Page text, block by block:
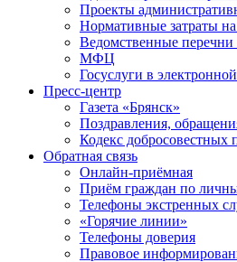
Проекты
Нормативные затраты
Ведомственные
МФЦ
Госуслуги в
Пресс-центр
Газета «Брянск»
Поздравления,
Кодекс добросовестных
Обратная связь
Онлайн-приёмная
Приём граждан по
Телефоны экстренных
«Горячие линии»
Телефоны доверия
Правовое